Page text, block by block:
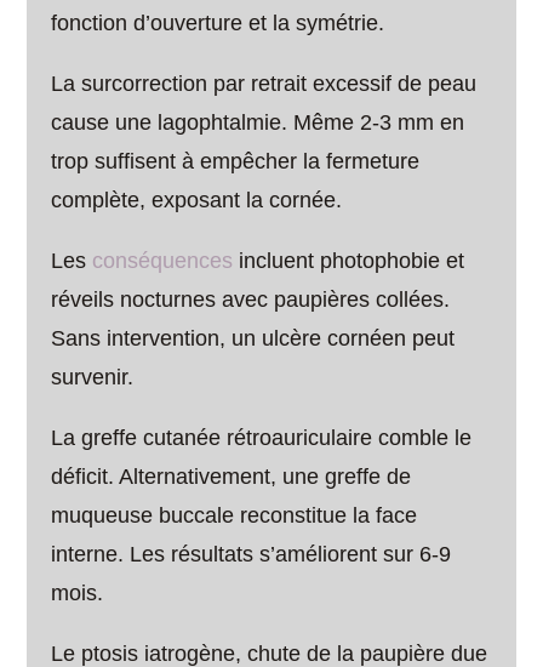
fonction d’ouverture et la symétrie.
La surcorrection par retrait excessif de peau
cause une lagophtalmie. Même 2-3 mm en
trop suffisent à empêcher la fermeture
complète, exposant la cornée.
Les conséquences incluent photophobie et
réveils nocturnes avec paupières collées.
Sans intervention, un ulcère cornéen peut
survenir.
La greffe cutanée rétroauriculaire comble le
déficit. Alternativement, une greffe de
muqueuse buccale reconstitue la face
interne. Les résultats s’améliorent sur 6-9
mois.
Le ptosis iatrogène, chute de la paupière due